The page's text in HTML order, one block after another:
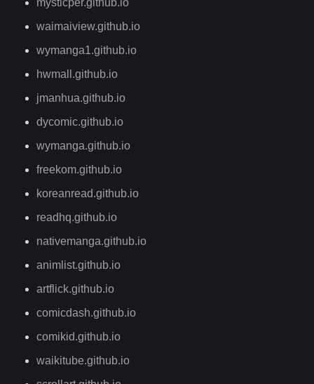
mysticper.github.io
waimaiview.github.io
wymanga1.github.io
hwmall.github.io
jmanhua.github.io
dycomic.github.io
wymanga.github.io
freekom.github.io
koreanread.github.io
readhq.github.io
nativemanga.github.io
animlist.github.io
artflick.github.io
comicdash.github.io
comikid.github.io
waikitube.github.io